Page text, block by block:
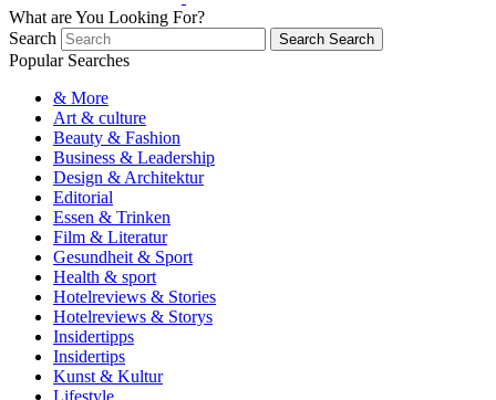
What are You Looking For?
Search
Search Search
Popular Searches
& More
Art & culture
Beauty & Fashion
Business & Leadership
Design & Architektur
Editorial
Essen & Trinken
Film & Literatur
Gesundheit & Sport
Health & sport
Hotelreviews & Stories
Hotelreviews & Storys
Insidertipps
Insidertips
Kunst & Kultur
Lifestyle